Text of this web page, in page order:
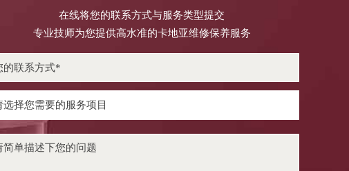
在线将您的联系方式与服务类型提交
专业技师为您提供高水准的卡地亚维修保养服务